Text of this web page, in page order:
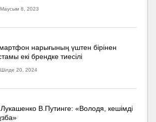
Маусым 8, 2023
нарығының үштен бірінен
екі брендке тиесілі
Шілде 20, 2024
В.Путинге: «Володя, кешімді